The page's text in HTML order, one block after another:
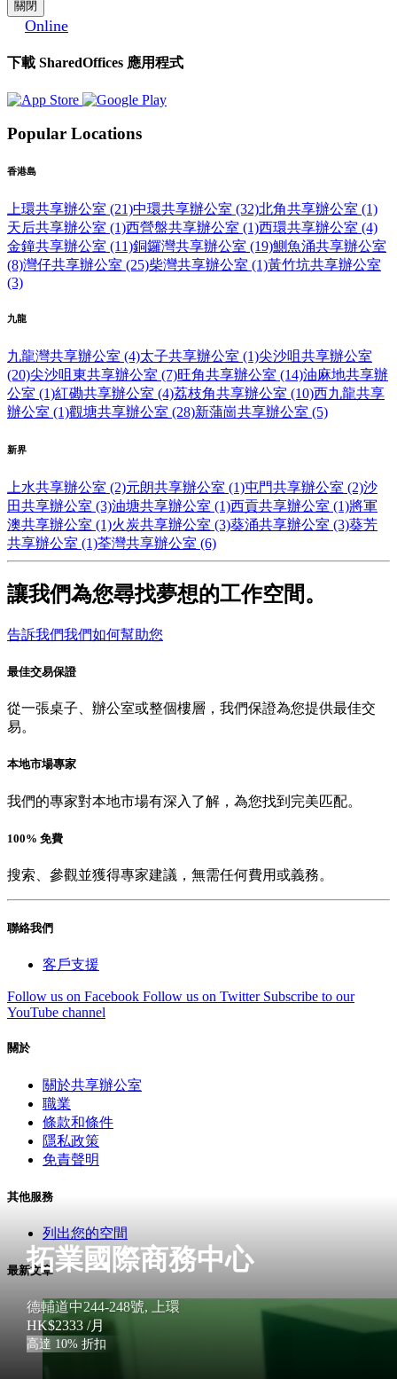
拓業國際商務中心
德輔道中244-248號, 上環
HK$2333 /月
高達 10% 折扣
關閉
Online
下載 SharedOffices 應用程式
Popular Locations
香港島
上環共享辦公室 (21)中環共享辦公室 (32)北角共享辦公室 (1)
天后共享辦公室 (1)西營盤共享辦公室 (1)西環共享辦公室 (4)
金鐘共享辦公室 (11)銅鑼灣共享辦公室 (19)鰂魚涌共享辦公室
(8)灣仔共享辦公室 (25)柴灣共享辦公室 (1)黃竹坑共享辦公室
(3)
九龍
九龍灣共享辦公室 (4)太子共享辦公室 (1)尖沙咀共享辦公室
(20)尖沙咀東共享辦公室 (7)旺角共享辦公室 (14)油麻地共享辦
公室 (1)紅磡共享辦公室 (4)荔枝角共享辦公室 (10)西九龍共享
辦公室 (1)觀塘共享辦公室 (28)新蒲崗共享辦公室 (5)
新界
上水共享辦公室 (2)元朗共享辦公室 (1)屯門共享辦公室 (2)沙
田共享辦公室 (3)油塘共享辦公室 (1)西貢共享辦公室 (1)將軍
澳共享辦公室 (1)火炭共享辦公室 (3)葵涌共享辦公室 (3)葵芳
共享辦公室 (1)荃灣共享辦公室 (6)
讓我們為您尋找夢想的工作空間。
告訴我們我們如何幫助您
最佳交易保證
從一張桌子、辦公室或整個樓層，我們保證為您提供最佳交
易。
本地市場專家
我們的專家對本地市場有深入了解，為您找到完美匹配。
100% 免費
搜索、參觀並獲得專家建議，無需任何費用或義務。
聯絡我們
客戶支援
Follow us on Facebook Follow us on Twitter Subscribe to our
YouTube channel
關於
關於共享辦公室
職業
條款和條件
隱私政策
免責聲明
其他服務
列出您的空間
最新文章